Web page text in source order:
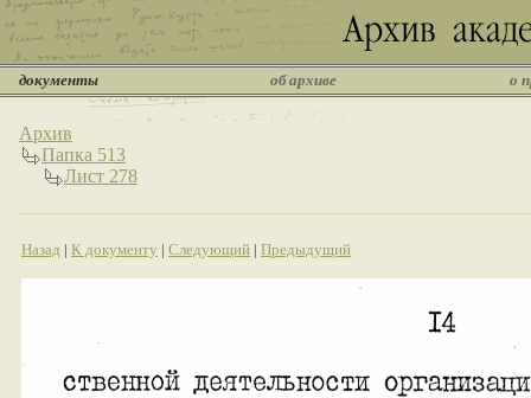
документы об архиве о
Архив
Папка 513
Лист 278
Назад | К документу | Следующий | Предыдущий